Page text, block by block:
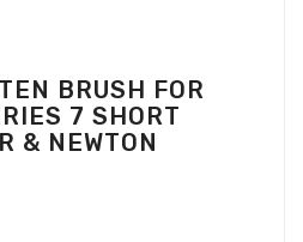
BRUSH FOR
7 SHORT
& NEWTON